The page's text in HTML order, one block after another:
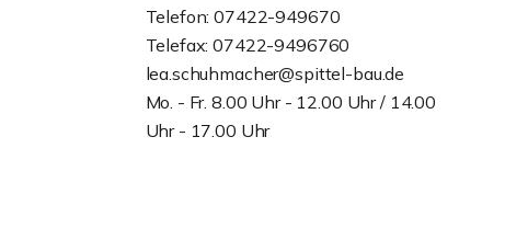
Telefon: 07422-949670
Telefax: 07422-9496760
lea.schuhmacher@spittel-bau.de
Mo. - Fr. 8.00 Uhr - 12.00 Uhr / 14.00
Uhr - 17.00 Uhr